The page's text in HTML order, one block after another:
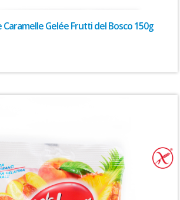
Gelée Frutti del Bosco 150g